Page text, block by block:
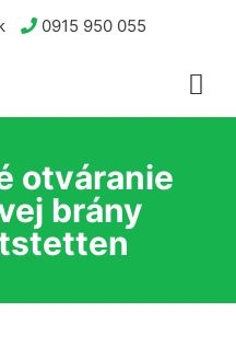
0915 950 055
otváranie
brány